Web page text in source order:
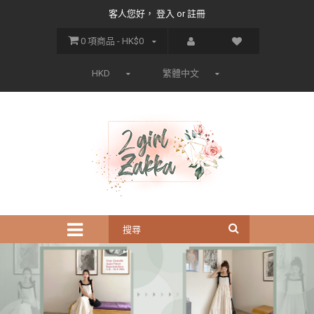
客人您好， 登入 or註冊
0 項商品 - HK$0
HKD 繁體中文